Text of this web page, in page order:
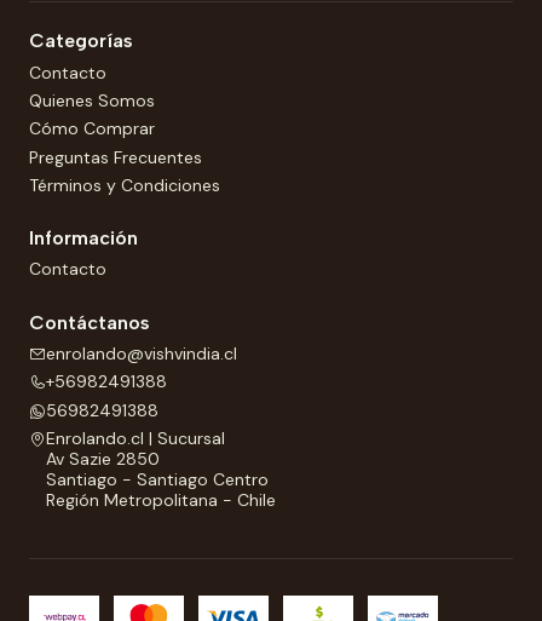
Categorías
Contacto
Quienes Somos
Cómo Comprar
Preguntas Frecuentes
Términos y Condiciones
Información
Contacto
Contáctanos
enrolando@vishvindia.cl
+56982491388
56982491388
Enrolando.cl | Sucursal
Av Sazie 2850
Santiago - Santiago Centro
Región Metropolitana - Chile